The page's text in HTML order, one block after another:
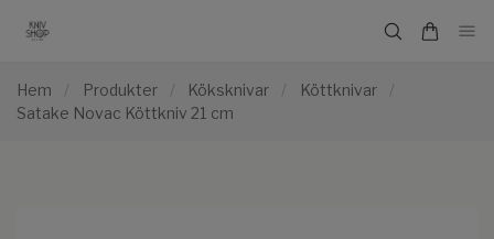
Hem / Produkter / Köksknivar / Köttknivar
/
Satake Novac Köttkniv 21 cm